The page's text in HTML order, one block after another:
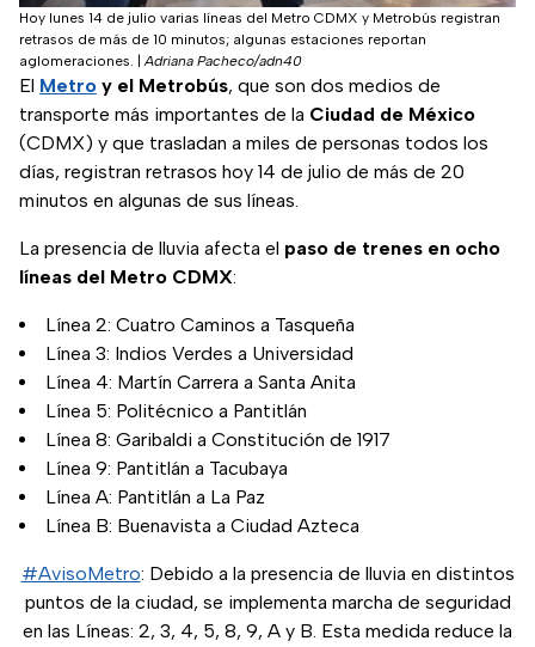
Hoy lunes 14 de julio varias líneas del Metro CDMX y Metrobús registran
retrasos de más de 10 minutos; algunas estaciones reportan
aglomeraciones. |Adriana Pacheco/adn40
El Metro y el Metrobús, que son dos medios de
transporte más importantes de la Ciudad de México
(CDMX) y que trasladan a miles de personas todos los
días, registran retrasos hoy 14 de julio de más de 20
minutos en algunas de sus líneas.
La presencia de lluvia afecta el paso de trenes en ocho
líneas del Metro CDMX:
Línea 2: Cuatro Caminos a Tasqueña
Línea 3: Indios Verdes a Universidad
Línea 4: Martín Carrera a Santa Anita
Línea 5: Politécnico a Pantitlán
Línea 8: Garibaldi a Constitución de 1917
Línea 9: Pantitlán a Tacubaya
Línea A: Pantitlán a La Paz
Línea B: Buenavista a Ciudad Azteca
#AvisoMetro: Debido a la presencia de lluvia en distintos
puntos de la ciudad, se implementa marcha de seguridad
en las Líneas: 2, 3, 4, 5, 8, 9, A y B. Esta medida reduce la